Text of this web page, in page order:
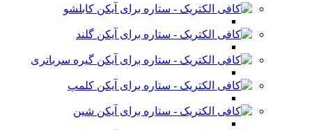
کابلشو
گلند
گیره سرباتری
کلمپ
شین